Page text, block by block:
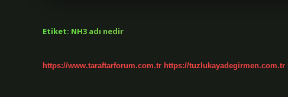
Etiket: NH3 adı nedir
https://www.taraftarforum.com.tr https://tuzlukayadegirmen.com.tr